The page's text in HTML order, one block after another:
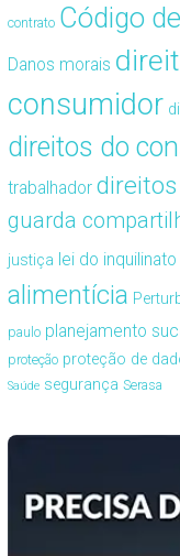
contrato Código
Danos morais
consumidor
direitos do
trabalhador
guarda
justiça lei do inquilinato
alimentícia
paulo planejamento
proteção proteção de
Saúde segurança Serasa